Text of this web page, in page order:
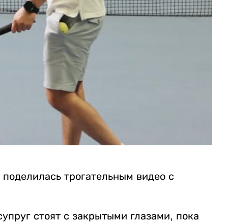
трогательным видео с
стоят с закрытыми глазами, пока